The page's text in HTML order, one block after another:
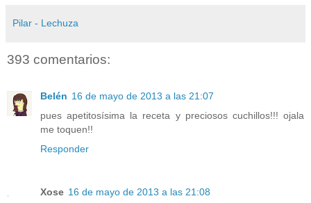
Pilar - Lechuza
393 comentarios:
Belén 16 de mayo de 2013 a las 21:07
pues apetitosísima la receta y preciosos cuchillos!!! ojala
me toquen!!
Responder
Xose 16 de mayo de 2013 a las 21:08